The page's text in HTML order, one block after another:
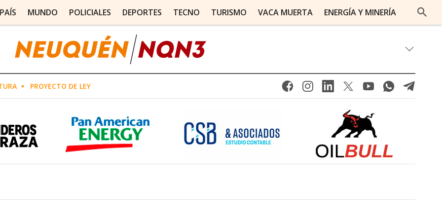
PAÍS MUNDO POLICIALES DEPORTES TECNO TURISMO VACA MUERTA ENERGÍA Y MINERÍA
PROYECTO DE LEY